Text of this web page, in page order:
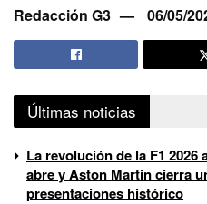
Redacción G3 06/05/
Últimas noticias
La revolución de la F1
abre y Aston Martin cierra
presentaciones histórico